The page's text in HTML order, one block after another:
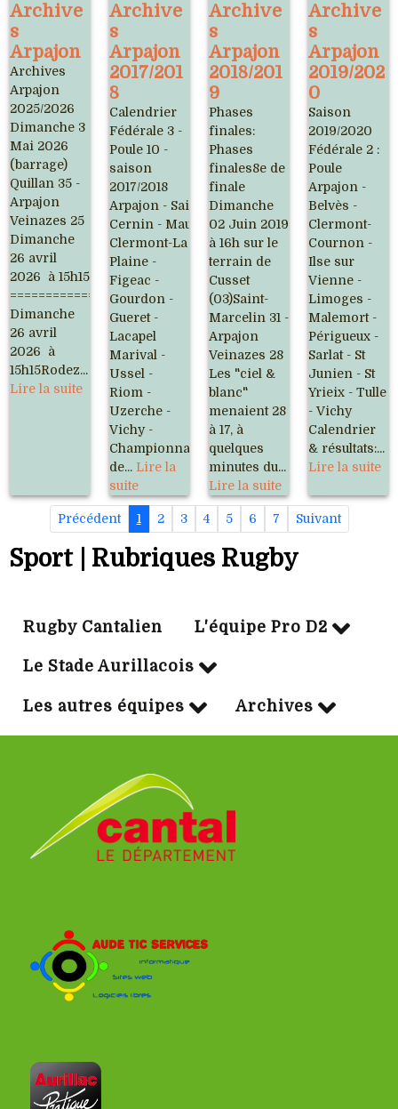
Archive
s
Arpajon
Archives
Arpajon
2025/2026
Dimanche 3
Mai 2026
(barrage)
Quillan 35 -
Arpajon
Veinazes 25
Dimanche
26 avril
2026 à 15h15
=========================================
Dimanche
26 avril
2026 à
15h15Rodez...
Lire la suite
Archive
s
Arpajon
2017/201
8
Calendrier
Fédérale 3 -
Poule 10 -
saison
2017/2018
Arpajon - Saint-
Cernin - Mauriac -
Clermont-La
Plaine -
Figeac -
Gourdon -
Gueret -
Lacapel
Marival -
Ussel -
Riom -
Uzerche -
Vichy -
Championnat
de... Lire la
suite
Archive
s
Arpajon
2018/201
9
Phases
finales:
Phases
finales8e de
finale
Dimanche
02 Juin 2019
à 16h sur le
terrain de
Cusset
(03)Saint-
Marcelin 31 -
Arpajon
Veinazes 28
Les "ciel &
blanc"
menaient 28
à 17, à
quelques
minutes du...
Lire la suite
Archive
s
Arpajon
2019/202
0
Saison
2019/2020
Fédérale 2 :
Poule
Arpajon -
Belvès -
Clermont-
Cournon -
Ilse sur
Vienne -
Limoges -
Malemort -
Périgueux -
Sarlat - St
Junien - St
Yrieix - Tulle
- Vichy
Calendrier
& résultats:...
Lire la suite
Précédent 1 2 3 4 5 6 7 Suivant
Sport | Rubriques Rugby
Rugby Cantalien L'équipe Pro D2
Le Stade Aurillacois
Les autres équipes Archives